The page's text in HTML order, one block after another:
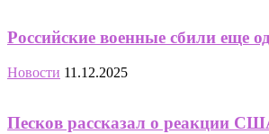
Российские военные сбили еще
Новости 11.12.2025
Песков рассказал о реакции